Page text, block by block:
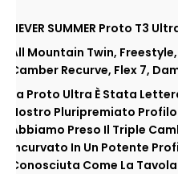
NEVER SUMMER Proto T3
All Mountain Twin,
Camber Recurve, Flex 7,
La Proto Ultra È Stata
Nostro Pluripremiato
Abbiamo Preso Il Triple
Incurvato In Un Potente
Conosciuta Come La